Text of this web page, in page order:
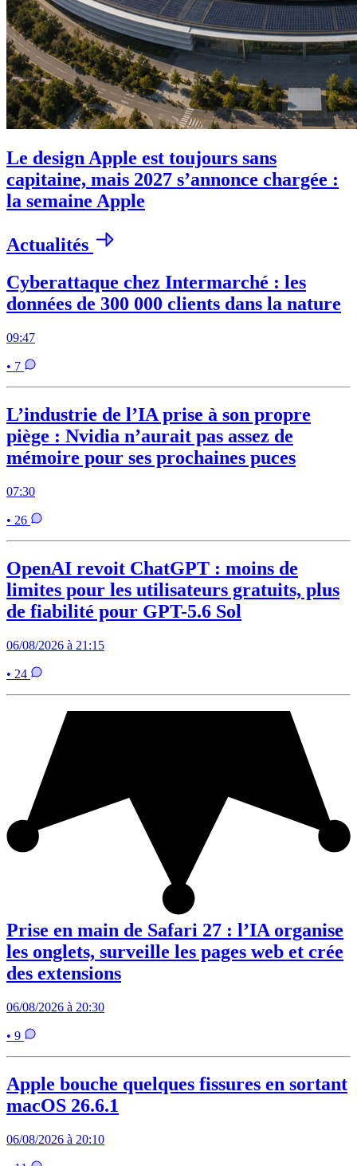
Le design Apple est toujours sans
capitaine, mais 2027 s’annonce chargée :
la semaine Apple
Actualités
Cyberattaque chez Intermarché : les
données de 300 000 clients dans la nature
09:47
• 7
L’industrie de l’IA prise à son propre
piège : Nvidia n’aurait pas assez de
mémoire pour ses prochaines puces
07:30
• 26
OpenAI revoit ChatGPT : moins de
limites pour les utilisateurs gratuits, plus
de fiabilité pour GPT-5.6 Sol
06/08/2026 à 21:15
• 24
Prise en main de Safari 27 : l’IA organise
les onglets, surveille les pages web et crée
des extensions
06/08/2026 à 20:30
• 9
Apple bouche quelques fissures en sortant
macOS 26.6.1
06/08/2026 à 20:10